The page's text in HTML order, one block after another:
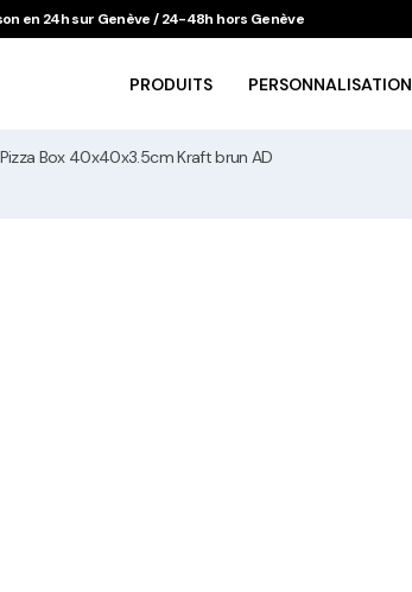
en 24h sur Genève / 24-48h hors Genève
PRODUITS PERSONNALISATION
Pizza Box 40x40x3.5cm Kraft brun AD